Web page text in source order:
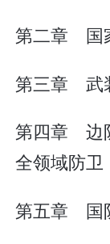
第二章 国
第三章 武
第四章 边
全领域防卫
第五章 国